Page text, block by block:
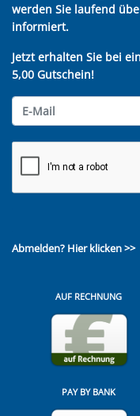
werden Sie laufend
informiert.
Jetzt erhalten Sie bei
5,00 Gutschein!
Abmelden? Hier klicken >>
AUF RECHNUNG
PAY BY BANK